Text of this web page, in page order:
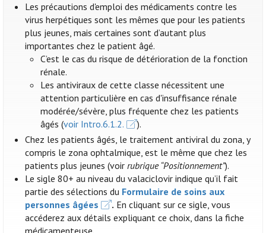
Les précautions d'emploi des médicaments contre les
virus herpétiques sont les mêmes que pour les patients
plus jeunes, mais certaines sont d’autant plus
importantes chez le patient âgé.
C’est le cas du risque de détérioration de la fonction
rénale.
Les antiviraux de cette classe nécessitent une
attention particulière en cas d'insuffisance rénale
modérée/sévère, plus fréquente chez les patients
âgés (voir Intro.6.1.2.
).
Chez les patients âgés, le traitement antiviral du zona, y
compris le zona ophtalmique, est le même que chez les
patients plus jeunes (voirrubrique “Positionnement”).
Le sigle 80+ au niveau du valaciclovir indique qu’il fait
partie des sélections du Formulaire de soins aux
personnes âgées
. En cliquant sur ce sigle, vous
accéderez aux détails expliquant ce choix, dans la fiche